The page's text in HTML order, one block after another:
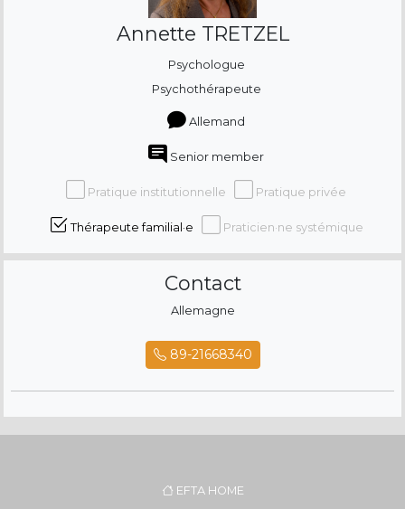
Annette TRETZEL
Psychologue
Psychothérapeute
Allemand
Senior member
Pratique institutionnelle Pratique privée
Thérapeute familial·e Praticien·ne systémique
Contact
Allemagne
89-21668340
EFTA HOME